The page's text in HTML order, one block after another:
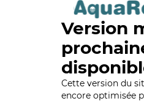
Version
Cette version du
encore optimisée